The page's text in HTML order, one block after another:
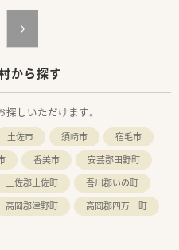
。
個人在宅や施設在宅も行っている
ンなどの決定権があるケースも
でございます。
のご要望なども、ご相談がしやす
女性にとっても働きやすい会社
薬剤師様がいらっしゃたりと、
す方には、多くのチャンスがござ
ある環境となります。新規OPEN
可能となります。
うご希望があれば複数店舗の掛け
どの希望についても、柔軟に対応
から探す
しいただけます。
土佐市 須崎市
宿毛市
香美市
安芸郡田野町
土佐郡土佐町
吾川郡いの町
高岡郡津野町
高岡郡四万十町